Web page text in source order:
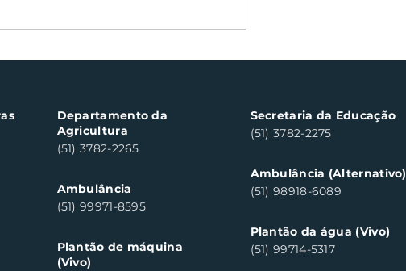
Departamento da
Agricultura
(51) 3782-2265
Ambulância
(51) 99971-8595
Plantão de máquina
(Vivo)
Secretaria da Educação
(51) 3782-2275
Ambulância (Alternativo)
(51) 98918-6089
Plantão da água (Vivo)
(51) 99714-5317